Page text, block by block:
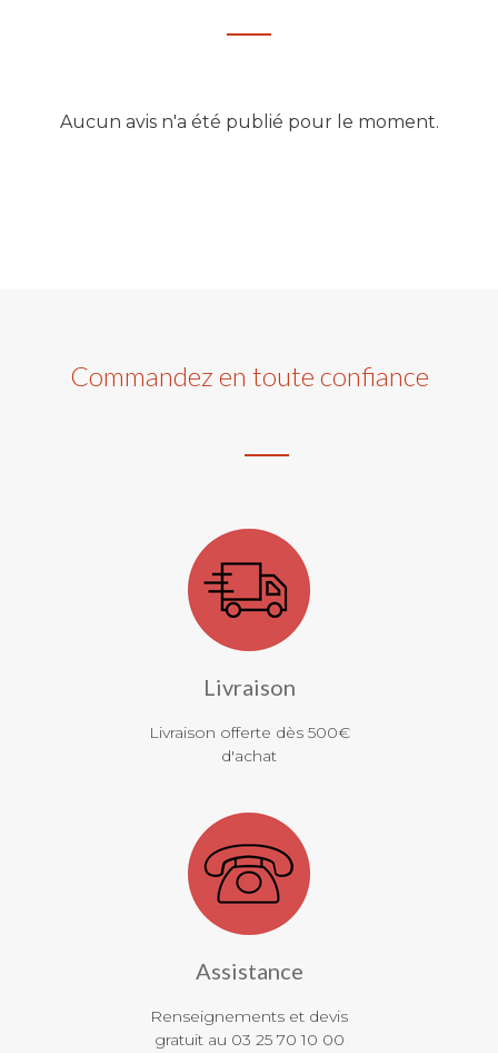
Aucun avis n'a été publié pour le moment.
Commandez en toute confiance
Livraison
Livraison offerte dès 500€
d'achat
Assistance
Renseignements et devis
gratuit au 03 25 70 10 00